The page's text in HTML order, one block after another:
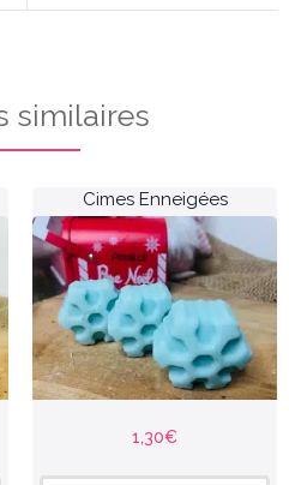
similaires
Cimes Enneigées
1,30€